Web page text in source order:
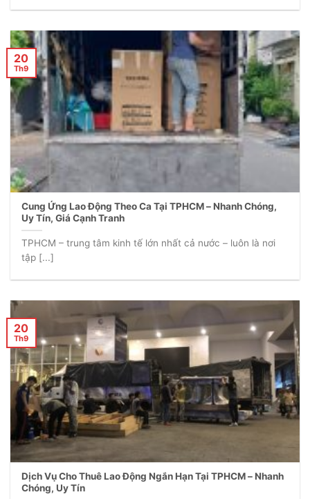
Cung Ứng Lao Động Theo Ca Tại TPHCM – Nhanh Chóng,
Uy Tín, Giá Cạnh Tranh
TPHCM – trung tâm kinh tế lớn nhất cả nước – luôn là nơi
tập [...]
20
Th9
Dịch Vụ Cho Thuê Lao Động Ngắn Hạn Tại TPHCM – Nhanh
Chóng, Uy Tín
20
Th9